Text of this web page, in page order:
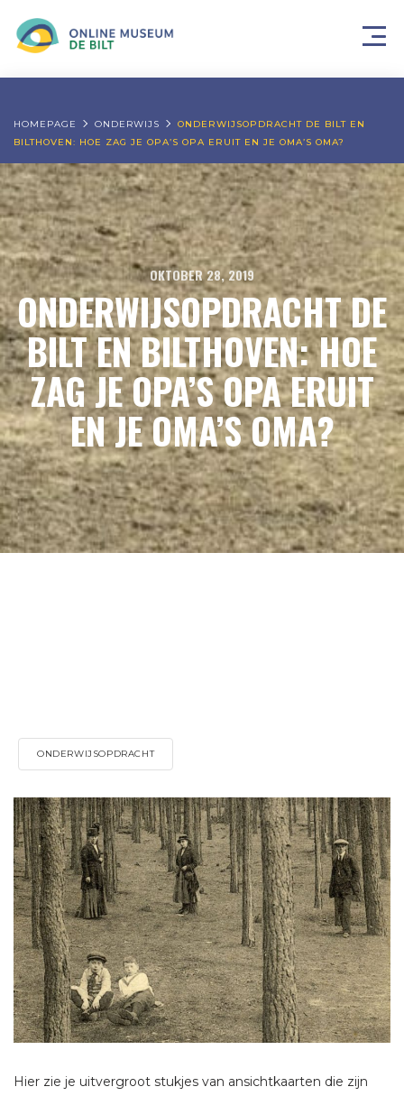
HOMEPAGE ONDERWIJS
ONDERWIJSOPDRACHT DE BILT EN
BILTHOVEN: HOE ZAG JE OPA’S OPA ERUIT EN JE OMA’S OMA?
OKTOBER 28, 2019
ONDERWIJSOPDRACHT DE
BILT EN BILTHOVEN: HOE
ZAG JE OPA’S OPA ERUIT
EN JE OMA’S OMA?
ONDERWIJSOPDRACHT
Hier zie je uitvergroot stukjes van ansichtkaarten die zijn